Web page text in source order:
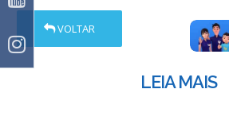
VOLTAR
LEIA MAIS